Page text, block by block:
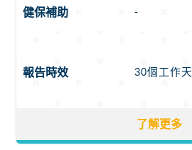
健保補助 -
報告時效 30個工作天
了解更多